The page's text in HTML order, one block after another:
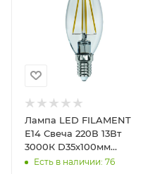
Лампа LED FILAMENT
Е14 Свеча 220В 13Вт
3000К D35х100мм
Прозрачная колба 320º
Есть в наличии: 76